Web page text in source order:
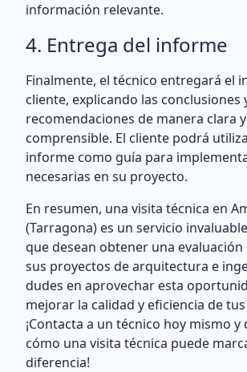
información relevante.
4. Entrega del informe
Finalmente, el técnico entregará el
cliente, explicando las conclusiones
recomendaciones de manera clara y
comprensible. El cliente podrá
informe como guía para
necesarias en su proyecto.
En resumen, una visita técnica en
(Tarragona) es un servicio
que desean obtener una
sus proyectos de arquitectura e
dudes en aprovechar esta
mejorar la calidad y eficiencia de
¡Contacta a un técnico hoy mismo y
cómo una visita técnica puede
diferencia!